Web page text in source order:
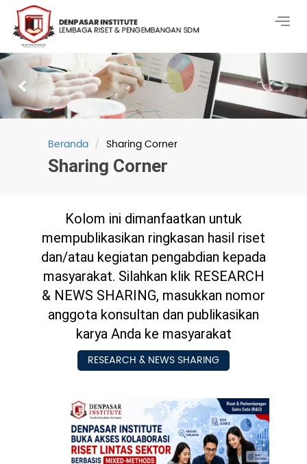
Pengembangan SDM
Previous
Beranda Sharing Corner
Sharing Corner
Kolom ini dimanfaatkan untuk
mempublikasikan ringkasan hasil riset
dan/atau kegiatan pengabdian kepada
masyarakat. Silahkan klik RESEARCH
& NEWS SHARING, masukkan nomor
anggota konsultan dan publikasikan
karya Anda ke masyarakat
RESEARCH & NEWS SHARING